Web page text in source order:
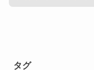
タグ